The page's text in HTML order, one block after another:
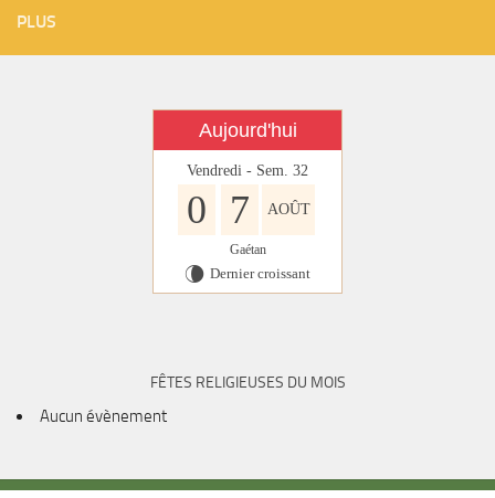
PLUS
Aujourd'hui
Vendredi - Sem. 32
0 7 AOÛT
Gaétan
V Dernier croissant
FÊTES RELIGIEUSES DU MOIS
Aucun évènement